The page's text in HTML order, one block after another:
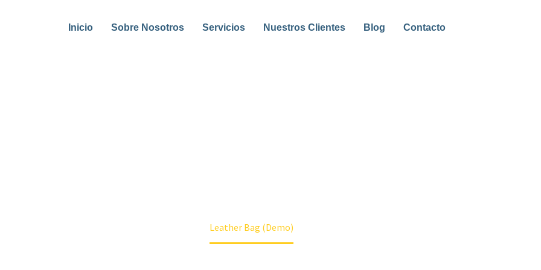
Inicio Sobre Nosotros Servicios Nuestros Clientes Blog Contacto
Leather Bag (Demo)